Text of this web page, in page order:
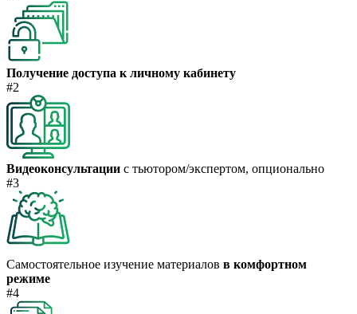
Получение доступа к личному кабинету
#2
Видеоконсультации с тьютором/экспертом, опционально
#3
Самостоятельное изучение материалов в комфортном
режиме
#4